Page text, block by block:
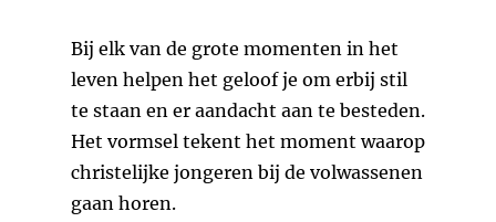
Bij elk van de grote momenten in het
leven helpen het geloof je om erbij stil
te staan en er aandacht aan te besteden.
Het vormsel tekent het moment waarop
christelijke jongeren bij de volwassenen
gaan horen.